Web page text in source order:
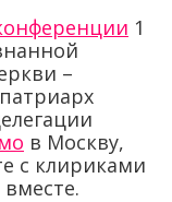
1
–
в Москву,
с клириками